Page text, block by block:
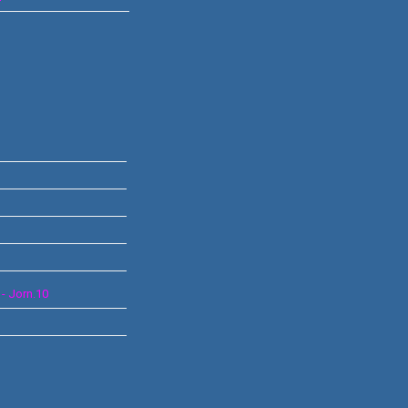
- Jorn.10